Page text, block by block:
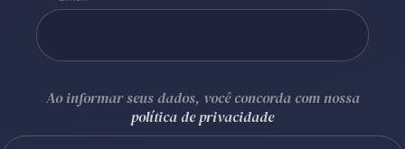
Ao informar seus dados, você concorda com nossa
política de privacidade